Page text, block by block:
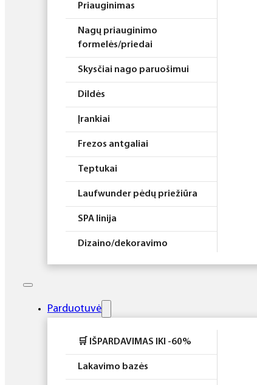
Priauginimas
Nagų priauginimo
formelės/priedai
Skysčiai nago paruošimui
Dildės
Įrankiai
Frezos antgaliai
Teptukai
Laufwunder pėdų priežiūra
SPA linija
Dizaino/dekoravimo
Higiena
Rinkiniai
Parduotuvė
🛒 IŠPARDAVIMAS IKI -60%
Lakavimo bazės